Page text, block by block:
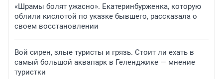
«Шрамы болят ужасно». Екатеринбурженка, которую
облили кислотой по указке бывшего, рассказала о
своем восстановлении
Вой сирен, злые туристы и грязь. Стоит ли ехать в
самый большой аквапарк в Геленджике — мнение
туристки